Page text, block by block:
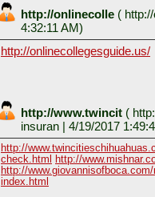
http://onlinecolle (
4:32:11 AM)
http://onlinecollegesguide.us/
http://www.twincit (
insuran | 4/19/2017
http://
check.html
http://
http://
index.html